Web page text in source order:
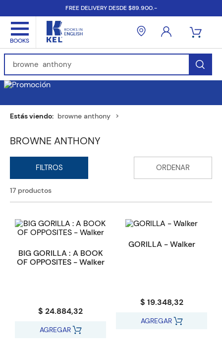
FREE DELIVERY DESDE $89.900.-
Find Books, Authors, ISBN...
browne anthony
BROWNE ANTHONY
17 productos
BIG GORILLA : A BOOK
OF OPPOSITES - Walker
$ 24.884,32
AGREGAR
GORILLA - Walker
$ 19.348,32
AGREGAR